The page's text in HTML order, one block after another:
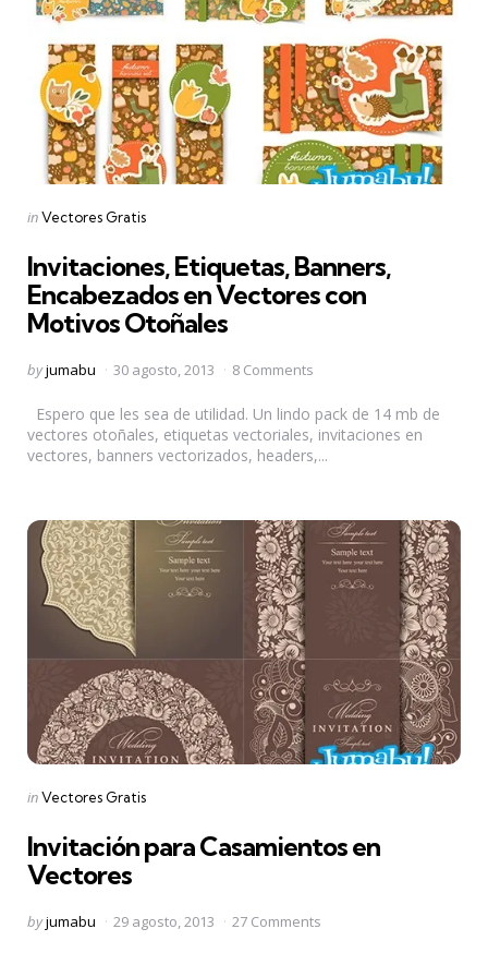
Categories
Posted
inVectores Gratis
Invitaciones, Etiquetas, Banners,
Encabezados en Vectores con
Motivos Otoñales
Posted
byjumabu 30 agosto, 2013 8 Comments
Espero que les sea de utilidad. Un lindo pack de 14 mb de
vectores otoñales, etiquetas vectoriales, invitaciones en
vectores, banners vectorizados, headers,...
Categories
Posted
inVectores Gratis
Invitación para Casamientos en
Vectores
Posted
byjumabu 29 agosto, 2013 27 Comments